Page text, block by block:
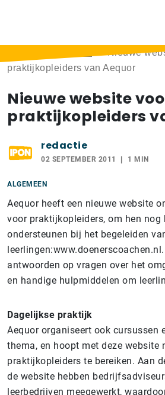
Nieuwe
praktijkopleiders van Aequor
Nieuwe website
praktijkopleiders
redactie
02 SEPTEMBER 2011 1 MIN
ALGEMEEN
Aequor heeft een nieuwe website
voor praktijkopleiders, om hen nog
ondersteunen bij het begeleiden
antwoorden op vragen over het
en handige hulpmiddelen om
Dagelijkse praktijk
Aequor organiseert ook cursussen
thema, en hoopt met deze website
praktijkopleiders te bereiken. Aan
de website hebben
leerbedrijven meegewerkt,